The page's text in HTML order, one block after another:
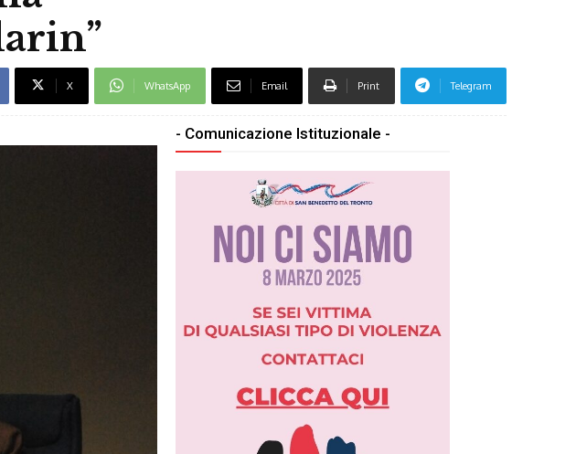
X WhatsApp Email Print Telegram
- Comunicazione Istituzionale -